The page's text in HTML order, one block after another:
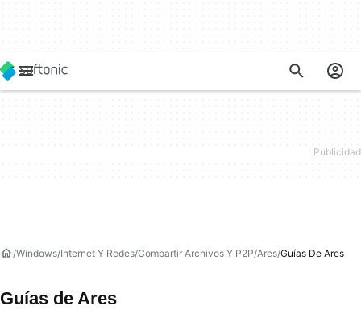
Windows Internet Y Redes Compartir Archivos Y P2P Ares Guías De Ares
Guías de Ares